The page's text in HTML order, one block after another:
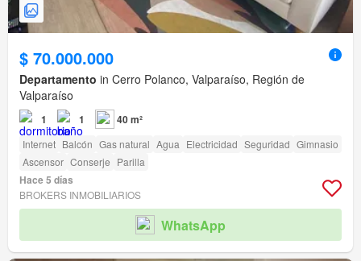
$ 70.000.000
Departamento in Cerro Polanco, Valparaíso, Región de
Valparaíso
1 1 40 m²
Internet Balcón Gas natural Agua Electricidad Seguridad Gimnasio
Ascensor Conserje Parilla
Hace 5 días
BROKERS INMOBILIARIOS
WhatsApp